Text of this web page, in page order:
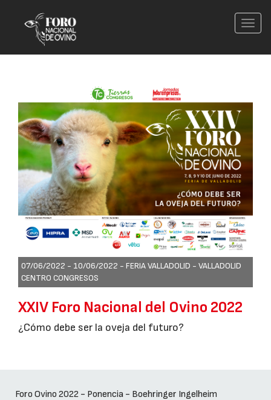
07/06/2022 - 10/06/2022 - FERIA VALLADOLID - VALLADOLID
CENTRO CONGRESOS
XXIV Foro Nacional del Ovino 2022
¿Cómo debe ser la oveja del futuro?
Foro Ovino 2022 - Ponencia - Boehringer Ingelheim